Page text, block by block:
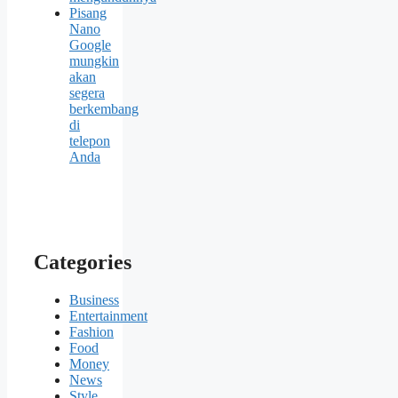
Pisang
Nano
Google
mungkin
akan
segera
berkembang
di
telepon
Anda
Categories
Business
Entertainment
Fashion
Food
Money
News